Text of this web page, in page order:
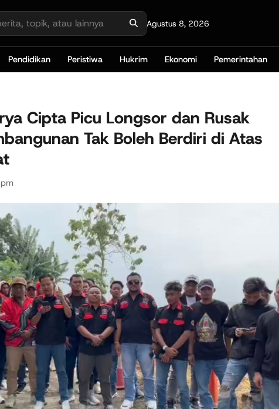
Agustus 8, 2026
Pendidikan Peristiwa Hukrim Ekonomi Pemerintahan
Cipta Picu Longsor dan Rusak
Tak Boleh Berdiri di Atas